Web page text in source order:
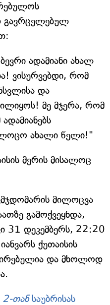
გავრცელებულ
ადამიანი ახალ
ვისურვებდი, რომ
და
მე მჯერა, რომ
ახალი წელი!"
მერის მისალოც
მილოცვა
გამოქვეყნდა,
31 დეკემბერს, 22:20
ქუთაისის
და მხოლოდ
2-თანსაუბრისას